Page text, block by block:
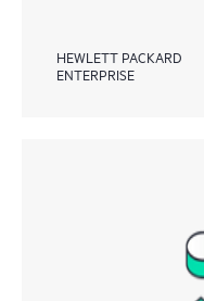
HEWLETT PACKARD
ENTERPRISE